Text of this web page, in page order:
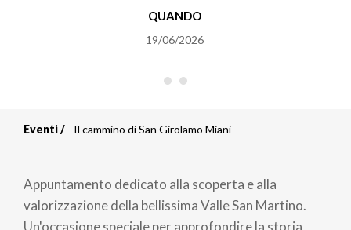
QUANDO
19/06/2026
di
pane
Eventi Il cammino di San Girolamo Miani
Appuntamento dedicato alla scoperta e alla
valorizzazione della bellissima Valle San Martino.
Un'occasione speciale per approfondire la storia